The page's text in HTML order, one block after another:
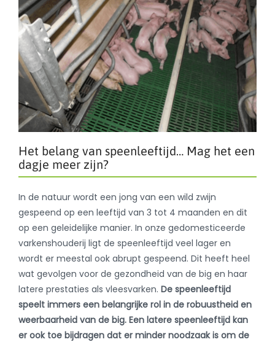
Het belang van speenleeftijd… Mag het een
dagje meer zijn?
In de natuur wordt een jong van een wild zwijn
gespeend op een leeftijd van 3 tot 4 maanden en dit
op een geleidelijke manier. In onze gedomesticeerde
varkenshouderij ligt de speenleeftijd veel lager en
wordt er meestal ook abrupt gespeend. Dit heeft heel
wat gevolgen voor de gezondheid van de big en haar
latere prestaties als vleesvarken. De speenleeftijd
speelt immers een belangrijke rol in de robuustheid en
weerbaarheid van de big. Een latere speenleeftijd kan
er ook toe bijdragen dat er minder noodzaak is om de